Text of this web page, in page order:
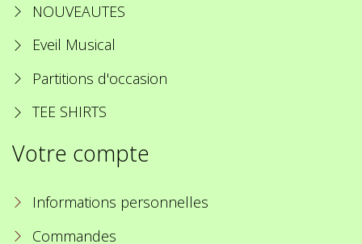
NOUVEAUTES
Eveil Musical
Partitions d'occasion
TEE SHIRTS
Votre compte
Informations personnelles
Commandes